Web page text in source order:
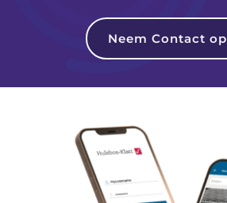
Neem Contact op